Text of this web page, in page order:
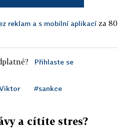
reklam a s mobilní aplikací za 80
Přihlaste se
#sankce
a cítíte stres?